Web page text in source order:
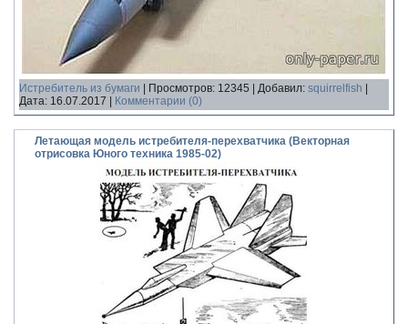
Истребитель из бумаги Просмотров: 12345 Добавил: squirrelfish
Дата: 16.07.2017 Комментарии (0)
Летающая модель истребителя-перехватчика (Векторная
отрисовка Юного техника 1985-02)